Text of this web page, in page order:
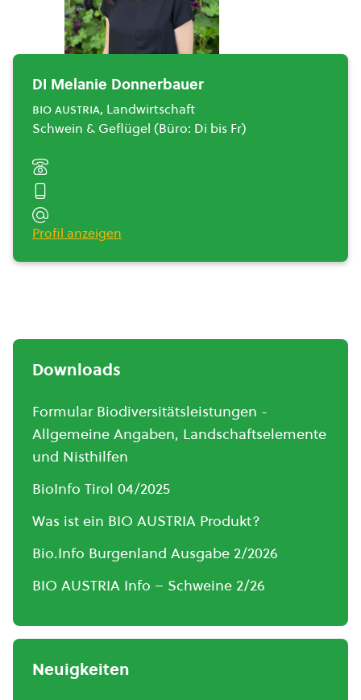
DI Melanie Donnerbauer
bio austria, Landwirtschaft
Schwein & Geflügel (Büro: Di bis Fr)
Profil anzeigen
Downloads
Formular Biodiversitätsleistungen -
Allgemeine Angaben, Landschaftselemente
und Nisthilfen
BioInfo Tirol 04/2025
Was ist ein BIO AUSTRIA Produkt?
Bio.Info Burgenland Ausgabe 2/2026
BIO AUSTRIA Info – Schweine 2/26
Neuigkeiten